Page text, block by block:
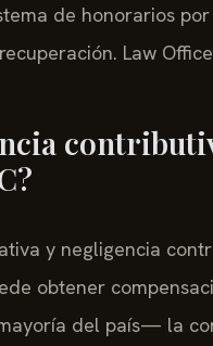
de honorarios
Law
y negligencia
obtener
del país— la